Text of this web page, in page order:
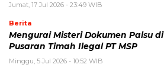
Jumat, 17 Jul 2026 - 23:49 WIB
Berita
Mengurai Misteri Dokumen Palsu di
Pusaran Timah Ilegal PT MSP
Minggu, 5 Jul 2026 - 10:52 WIB